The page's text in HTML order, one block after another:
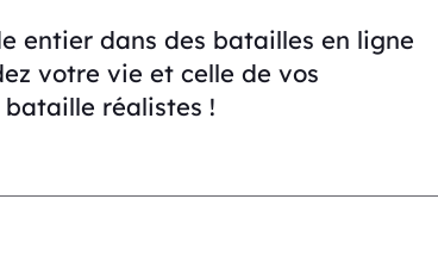
entier dans des batailles en ligne
votre vie et celle de vos
réalistes !